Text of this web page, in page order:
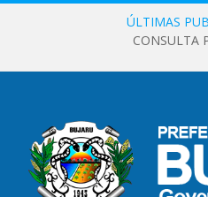
ÚLTIMAS
CONSULTA